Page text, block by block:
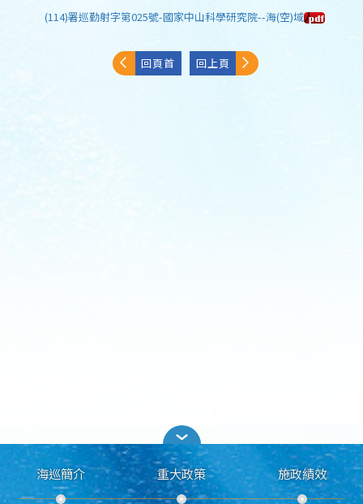
(114)署巡勤射字第025號-國家中山科學研究院--海(空)域
回頁首 回上頁
海巡簡介 重大政策 施政績效